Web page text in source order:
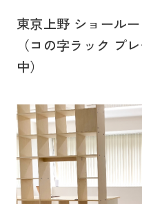
東京上野 ショール
（コの字ラック プ
中）